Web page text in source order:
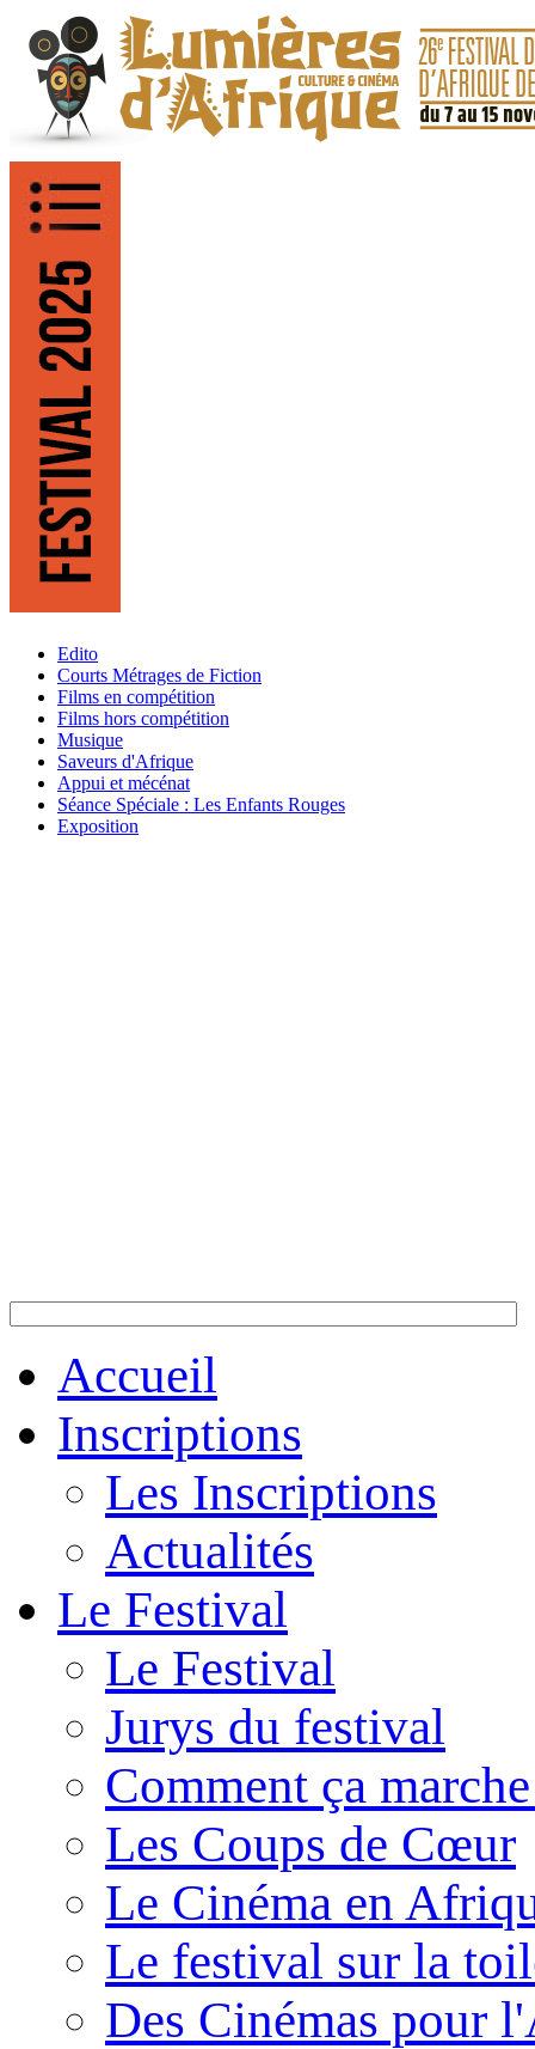
Edito
Courts Métrages de Fiction
Films en compétition
Films hors compétition
Musique
Saveurs d'Afrique
Appui et mécénat
Séance Spéciale : Les Enfants Rouges
Exposition
Accueil
Inscriptions
Les Inscriptions
Actualités
Le Festival
Le Festival
Jurys du festival
Comment ça
Les Coups de Cœur
Le Cinéma en
Le festival sur la
Des Cinémas pour